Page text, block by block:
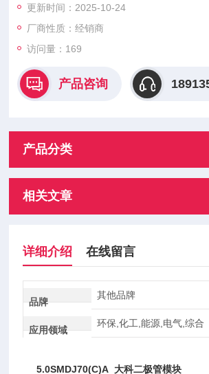
更新时间：2025-10-24
厂商性质：经销商
访问量：169
产品咨询
产品分类
相关文章
详细介绍 在线留言
品牌
其他品牌
应用领域
环保,化工,能源,电气,综合
5.0SMDJ70(C)A 大科二极管模块